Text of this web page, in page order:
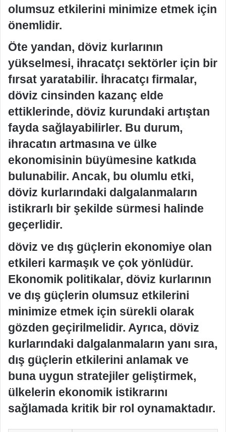
olumsuz etkilerini minimize etmek için
önemlidir.
Öte yandan, döviz kurlarının
yükselmesi, ihracatçı sektörler için bir
fırsat yaratabilir. İhracatçı firmalar,
döviz cinsinden kazanç elde
ettiklerinde, döviz kurundaki artıştan
fayda sağlayabilirler. Bu durum,
ihracatın artmasına ve ülke
ekonomisinin büyümesine katkıda
bulunabilir. Ancak, bu olumlu etki,
döviz kurlarındaki dalgalanmaların
istikrarlı bir şekilde sürmesi halinde
geçerlidir.
döviz ve dış güçlerin ekonomiye olan
etkileri karmaşık ve çok yönlüdür.
Ekonomik politikalar, döviz kurlarının
ve dış güçlerin olumsuz etkilerini
minimize etmek için sürekli olarak
gözden geçirilmelidir. Ayrıca, döviz
kurlarındaki dalgalanmaların yanı sıra,
dış güçlerin etkilerini anlamak ve
buna uygun stratejiler geliştirmek,
ülkelerin ekonomik istikrarını
sağlamada kritik bir rol oynamaktadır.